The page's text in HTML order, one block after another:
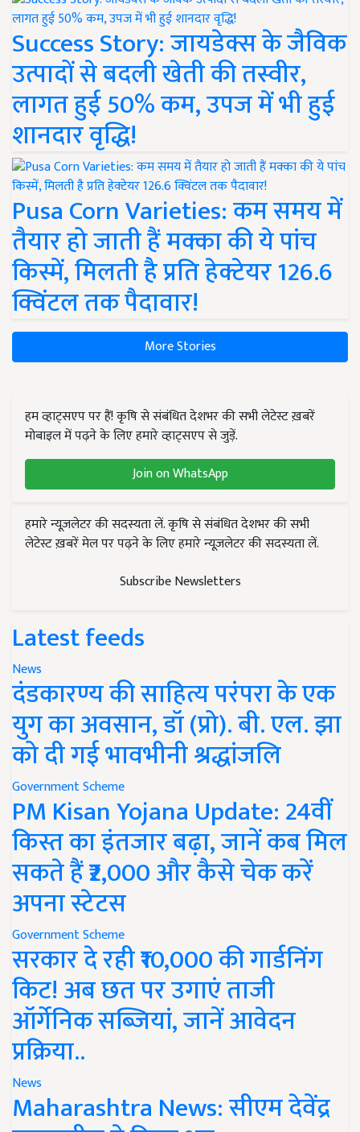
Success Story: जायडेक्स के जैविक
उत्पादों से बदली खेती की तस्वीर,
लागत हुई 50% कम, उपज में भी हुई
शानदार वृद्धि!
Pusa Corn Varieties: कम समय में
तैयार हो जाती हैं मक्का की ये पांच
किस्में, मिलती है प्रति हेक्टेयर 126.6
क्विंटल तक पैदावार!
More Stories
हम व्हाट्सएप पर हैं! कृषि से संबंधित देशभर की सभी लेटेस्ट ख़बरें
मोबाइल में पढ़ने के लिए हमारे व्हाट्सएप से जुड़ें.
Join on WhatsApp
हमारे न्यूज़लेटर की सदस्यता लें. कृषि से संबंधित देशभर की सभी
लेटेस्ट ख़बरें मेल पर पढ़ने के लिए हमारे न्यूज़लेटर की सदस्यता लें.
Subscribe Newsletters
Latest feeds
News
दंडकारण्य की साहित्य परंपरा के एक
युग का अवसान, डॉ (प्रो). बी. एल. झा
को दी गई भावभीनी श्रद्धांजलि
Government Scheme
PM Kisan Yojana Update: 24वीं
किस्त का इंतजार बढ़ा, जानें कब मिल
सकते हैं ₹2,000 और कैसे चेक करें
अपना स्टेटस
Government Scheme
सरकार दे रही ₹10,000 की गार्डनिंग
किट! अब छत पर उगाएं ताजी
ऑर्गेनिक सब्जियां, जानें आवेदन
प्रक्रिया..
News
Maharashtra News: सीएम देवेंद्र